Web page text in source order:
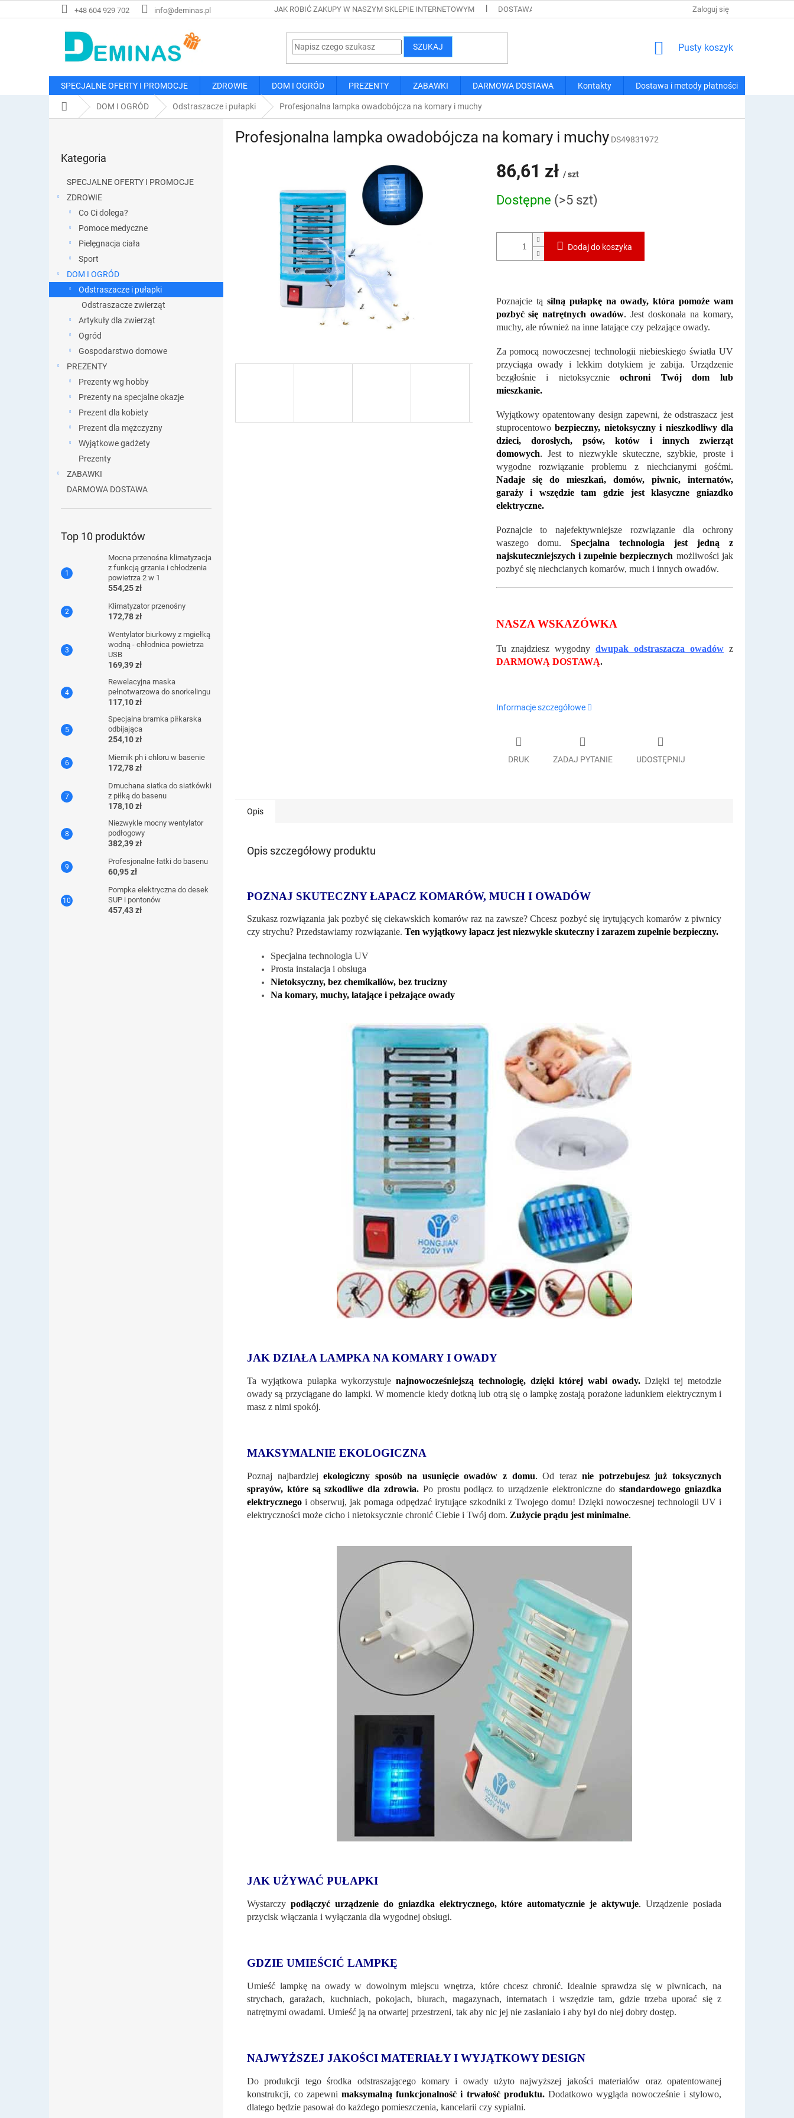
do
+48 604 929 702 info@deminas.pl JAK ROBIĆ ZAKUPY W NASZYM SKLEPIE INTERNETOWYM DOSTAWA I METODY PŁATNOŚCI REGULAMIN ZAKUPÓW
Zaloguj się
SZUKAJ KOSZYK
Pusty koszyk
SPECJALNE OFERTY I PROMOCJE ZDROWIE DOM I OGRÓD PREZENTY ZABAWKI DARMOWA DOSTAWA Kontakty Dostawa i metody płatności
Home DOM I OGRÓD Odstraszacze i pułapki Profesjonalna lampka owadobójcza na komary i muchy
kategorie
Kategoria
SPECJALNE OFERTY I PROMOCJE
ZDROWIE
Co Ci dolega?
Pomoce medyczne
Pielęgnacja ciała
Sport
DOM I OGRÓD
Odstraszacze i pułapki
Odstraszacze zwierząt
Artykuły dla zwierząt
Ogród
Gospodarstwo domowe
PREZENTY
Prezenty wg hobby
Prezenty na specjalne okazje
Prezent dla kobiety
Prezent dla mężczyzny
Wyjątkowe gadżety
Prezenty
ZABAWKI
DARMOWA DOSTAWA
Top 10 produktów
Mocna przenośna klimatyzacja
z funkcją grzania i chłodzenia
powietrza 2 w 1
554,25 zł
Klimatyzator przenośny
172,78 zł
Wentylator biurkowy z mgiełką
wodną - chłodnica powietrza
USB
169,39 zł
Rewelacyjna maska ​​
pełnotwarzowa do snorkelingu
117,10 zł
Specjalna bramka piłkarska
odbijająca
254,10 zł
Miernik ph i chloru w basenie
172,78 zł
Dmuchana siatka do siatkówki
z piłką do basenu
178,10 zł
Niezwykle mocny wentylator
podłogowy
382,39 zł
Profesjonalne łatki do basenu
60,95 zł
Pompka elektryczna do desek
SUP i pontonów
457,43 zł
Profesjonalna lampka owadobójcza na komary i muchy DS49831972
86,61 zł / szt
jednostkowa:
Dostępne (>5 szt)
Dodaj do koszyka
Poznajcie tą silną pułapkę na owady, która pomoże wam
pozbyć się natrętnych owadów. Jest doskonała na komary,
muchy, ale również na inne latające czy pełzające owady.
Za pomocą nowoczesnej technologii niebieskiego światła UV
przyciąga owady i lekkim dotykiem je zabija. Urządzenie
bezgłośnie i nietoksycznieochroni Twój dom lub
mieszkanie.
Wyjątkowy opatentowany design zapewni, że odstraszacz jest
stuprocentowo bezpieczny, nietoksyczny i nieszkodliwy dla
dzieci, dorosłych, psów, kotów i innych zwierząt
domowych. Jest to niezwykle skuteczne, szybkie, proste i
wygodne rozwiązanie problemu z niechcianymi gośćmi.
Nadaje się do mieszkań, domów, piwnic, internatów,
garaży i wszędzie tam gdzie jest klasyczne gniazdko
elektryczne.
Poznajcie to najefektywniejsze rozwiązanie dla ochrony
waszego domu.Specjalna technologia jest jedną z
najskuteczniejszych i zupełnie bezpiecznych możliwości jak
pozbyć się niechcianych komarów, much i innych owadów.
NASZA WSKAZÓWKA
Tu znajdziesz wygodnydwupak odstraszacza owadów z
DARMOWĄ DOSTAWĄ.
Informacje szczegółowe
DRUK ZADAJ PYTANIE UDOSTĘPNIJ
Opis
Opis szczegółowy produktu
POZNAJ SKUTECZNY ŁAPACZ KOMARÓW, MUCH I OWADÓW
Szukasz rozwiązania jak pozbyć się ciekawskich komarów raz na zawsze? Chcesz pozbyć się irytujących komarów z piwnicy
czy strychu? Przedstawiamy rozwiązanie. Ten wyjątkowy łapacz jest niezwykle skuteczny i zarazem zupełnie bezpieczny.
Specjalna technologia UV
Prosta instalacja i obsługa
Nietoksyczny, bez chemikaliów, bez trucizny
Na komary, muchy, latające i pełzające owady
JAK DZIAŁA LAMPKA NA KOMARY I OWADY
Ta wyjątkowa pułapka wykorzystujenajnowocześniejszą technologię, dzięki której wabi owady.Dzięki tej metodzie
owady są przyciągane do lampki. W momencie kiedy dotkną lub otrą się o lampkę zostają porażone ładunkiem elektrycznym i
masz z nimi spokój.
MAKSYMALNIE EKOLOGICZNA
Poznaj najbardziejekologiczny sposób na usunięcie owadów z domu. Od teraznie potrzebujesz już toksycznych
sprayów, które są szkodliwe dla zdrowia.Po prostu podłącz to urządzenie elektroniczne dostandardowego gniazdka
elektrycznego i obserwuj, jak pomaga odpędzać irytujące szkodniki z Twojego domu! Dzięki nowoczesnej technologii UV i
elektryczności może cicho i nietoksycznie chronić Ciebie i Twój dom. Zużycie prądu jest minimalne.
JAK UŻYWAĆ PUŁAPKI
Wystarczy podłączyć urządzenie do gniazdka elektrycznego, które automatycznie je aktywuje. Urządzenie posiada
przycisk włączania i wyłączania dla wygodnej obsługi.
GDZIE UMIEŚCIĆ LAMPKĘ
Umieść lampkę na owady w dowolnym miejscu wnętrza, które chcesz chronić. Idealnie sprawdza się w piwnicach, na
strychach, garażach, kuchniach, pokojach, biurach, magazynach, internatach i wszędzie tam, gdzie trzeba uporać się z
natrętnymi owadami. Umieść ją na otwartej przestrzeni, tak aby nic jej nie zasłaniało i aby był do niej dobry dostęp.
NAJWYŻSZEJ JAKOŚCI MATERIAŁY I WYJĄTKOWY DESIGN
Do produkcji tego środka odstraszającego komary i owady użyto najwyższej jakości materiałów oraz opatentowanej
konstrukcji, co zapewnimaksymalną funkcjonalność i trwałość produktu. Dodatkowo wygląda nowocześnie i stylowo,
dlatego będzie pasował do każdego pomieszczenia, kancelarii czy sypialni.